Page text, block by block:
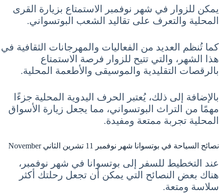
يمكن للزوار في شهر نوفمبر الاستمتاع بزيارة القرى
المحلية والتعرف على تقاليد الشعب البوتسواني.
كما تُنظم العديد من الفعاليات والمهرجانات الثقافية في
هذا الشهر، والتي تتيح للزوار فرصة الاستمتاع
بالرقصات التقليدية والموسيقى والأطعمة المحلية.
بالإضافة إلى ذلك، يُعتبر الحرف اليدوية المحلية جزءًا
مهمًا من التراث البوتسواني، مما يجعل زيارة الأسواق
المحلية تجربة ممتعة ومفيدة.
نصائح السياحة في بوتسوانا شهر نوفمبر 11 تشرين الثاني November
عند التخطيط للسفر إلى بوتسوانا في شهر نوفمبر،
هناك بعض النصائح التي يمكن أن تجعل رحلتك أكثر
سلاسة ومتعة.